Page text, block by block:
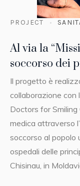
PROJECT
Al via la
soccorso dei
Il progetto è
collaborazione con
Doctors for
medica attraverso
soccorso al popolo
ospedali delle
Chisinau, in